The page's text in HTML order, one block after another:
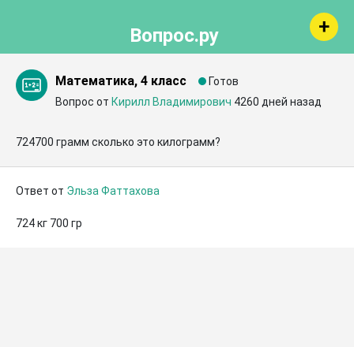
Вопрос.ру
Математика, 4 класс
Готов
Вопрос от Кирилл Владимирович 4260 дней назад
724700 грамм сколько это килограмм?
Ответ от Эльза Фаттахова
724 кг 700 гр